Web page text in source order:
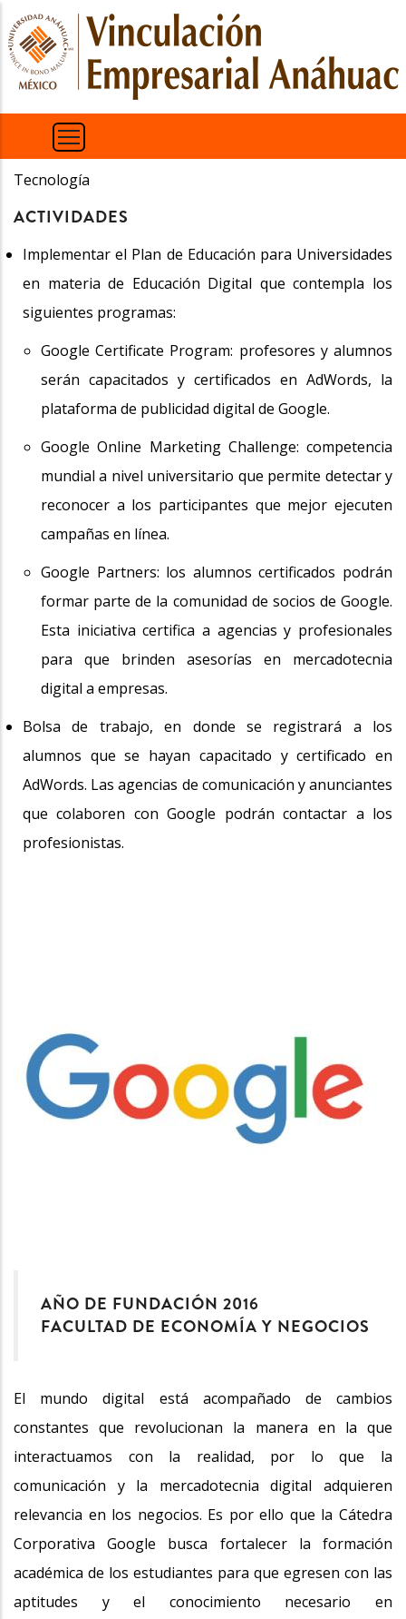
Pasar
al
contenido
principal
Tecnología
ACTIVIDADES
Implementar el Plan de Educación para Universidades
en materia de Educación Digital que contempla los
siguientes programas:
Google Certificate Program: profesores y alumnos
serán capacitados y certificados en AdWords, la
plataforma de publicidad digital de Google.
Google Online Marketing Challenge: competencia
mundial a nivel universitario que permite detectar y
reconocer a los participantes que mejor ejecuten
campañas en línea.
Google Partners: los alumnos certificados podrán
formar parte de la comunidad de socios de Google.
Esta iniciativa certifica a agencias y profesionales
para que brinden asesorías en mercadotecnia
digital a empresas.
Bolsa de trabajo, en donde se registrará a los
alumnos que se hayan capacitado y certificado en
AdWords. Las agencias de comunicación y anunciantes
que colaboren con Google podrán contactar a los
profesionistas.
AÑO DE FUNDACIÓN 2016
FACULTAD DE ECONOMÍA Y NEGOCIOS
El mundo digital está acompañado de cambios
constantes que revolucionan la manera en la que
interactuamos con la realidad, por lo que la
comunicación y la mercadotecnia digital adquieren
relevancia en los negocios. Es por ello que la Cátedra
Corporativa Google busca fortalecer la formación
académica de los estudiantes para que egresen con las
aptitudes y el conocimiento necesario en